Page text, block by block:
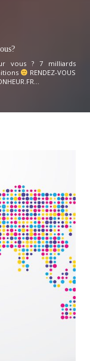
vous ? 7 milliards
RENDEZ-VOUS